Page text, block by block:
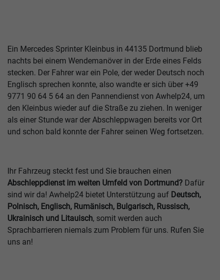
Ein Mercedes Sprinter Kleinbus in 44135 Dortmund blieb
nachts bei einem Wendemanöver in der Erde eines Felds
stecken. Der Fahrer war ein Pole, der weder Deutsch noch
Englisch sprechen konnte, also wandte er sich über +49
9771 90 64 5 64 an den Pannendienst von Awhelp24, um
den Kleinbus wieder auf die Straße zu ziehen. In weniger
als einer Stunde war der Abschleppwagen bereits vor Ort
und schon bald konnte der Fahrer seinen Weg fortsetzen.
Ihr Fahrzeug steckt fest und Sie brauchen einen
Abschleppdienst im weiten Umfeld von Dortmund? Dafür
sind wir da! Awhelp24 bietet Unterstützung auf Deutsch,
Polnisch, Englisch, Rumänisch, Bulgarisch, Russisch,
Ukrainisch und Litauisch, somit werden auch
Sprachbarrieren niemals zum Problem für uns. Rufen Sie
uns an!